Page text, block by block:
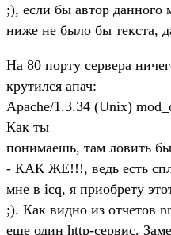
;), если бы автор данного
ниже не было бы текста,
На 80 порту сервера
крутился апач:
Apache/1.3.34 (Unix)
Как ты
понимаешь, там ловить
- КАК ЖЕ!!!, ведь есть
мне в icq, я приобрету
;). Как видно из отчетов
еще один http-сервис.